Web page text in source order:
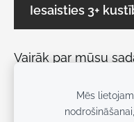
Iesaisties 3+
Vairāk par mūsu
Mūsu biedrības
Mēs